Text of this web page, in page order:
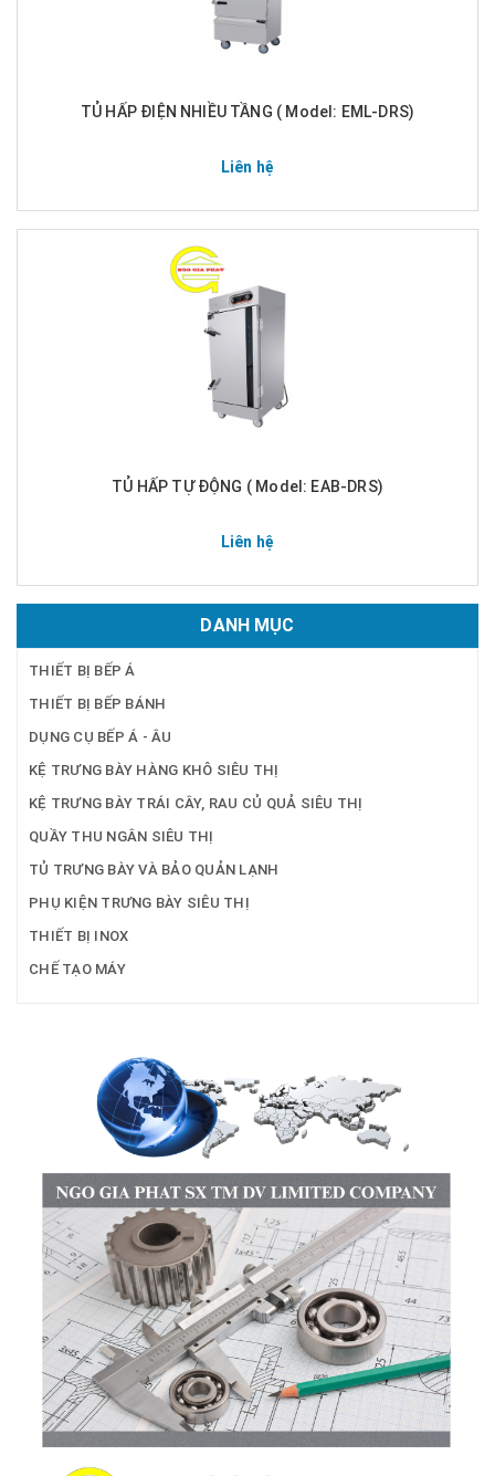
TỦ HẤP ĐIỆN NHIỀU TẦNG ( Model: EML-DRS)
Liên hệ
TỦ HẤP TỰ ĐỘNG ( Model: EAB-DRS)
Liên hệ
DANH MỤC
THIẾT BỊ BẾP Á
THIẾT BỊ BẾP BÁNH
DỤNG CỤ BẾP Á - ÂU
KỆ TRƯNG BÀY HÀNG KHÔ SIÊU THỊ
KỆ TRƯNG BÀY TRÁI CÂY, RAU CỦ QUẢ SIÊU THỊ
QUẦY THU NGÂN SIÊU THỊ
TỦ TRƯNG BÀY VÀ BẢO QUẢN LẠNH
PHỤ KIỆN TRƯNG BÀY SIÊU THỊ
THIẾT BỊ INOX
CHẾ TẠO MÁY